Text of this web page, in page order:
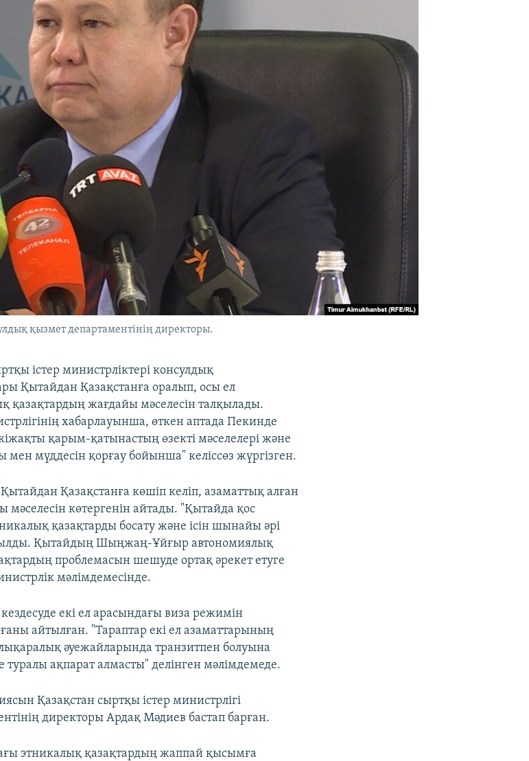
қызмет департаментінің директоры.
істер министрліктері консулдық
Қытайдан Қазақстанға оралып, осы ел
қазақтардың жағдайы мәселесін талқылады.
хабарлауынша, өткен аптада Пекинде
қарым-қатынастың өзекті мәселелері және
мүддесін қорғау бойынша" келіссөз жүргізген.
Қазақстанға көшіп келіп, азаматтық алған
көтергенін айтады. "Қытайда қос
қазақтарды босату және ісін шынайы әрі
Қытайдың Шыңжаң-Ұйғыр автономиялық
проблемасын шешуде ортақ әрекет етуге
мәлімдемесінде.
екі ел арасындағы виза режимін
айтылған. "Тараптар екі ел азаматтарының
әуежайларында транзитпен болуына
ақпарат алмасты" делінген мәлімдемеде.
Қазақстан сыртқы істер министрлігі
директоры Ардақ Мәдиев бастап барған.
этникалық қазақтардың жаппай қысымға